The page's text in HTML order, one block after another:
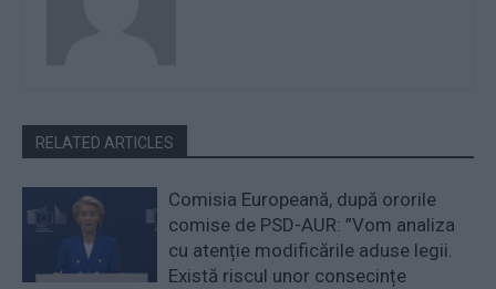
RELATED ARTICLES
Comisia Europeană, după ororile
comise de PSD-AUR: ”Vom analiza
cu atenție modificările aduse legii.
Există riscul unor consecințe